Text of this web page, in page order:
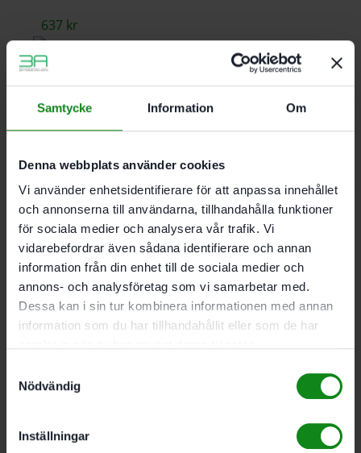
Samtycke Information Om
Denna webbplats använder cookies
Vi använder enhetsidentifierare för att anpassa innehållet
och annonserna till användarna, tillhandahålla funktioner
för sociala medier och analysera vår trafik. Vi
vidarebefordrar även sådana identifierare och annan
information från din enhet till de sociala medier och
annons- och analysföretag som vi samarbetar med.
Dessa kan i sin tur kombinera informationen med annan
information som du har tillhandahållit eller som de har
Nödvändig
Inställningar
637 kr
Festool Slippapper
Granat STF D225/128
P150 25-pack
Festool Slippapper
Granat STF D225/128
P120 25-pack
Festool Slippapper
Granat STF D225/128